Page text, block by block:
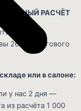
РАСЧЁТ
НДС на
26.3 Налогового
или в салоне:
у нас 2 дня —
из расчёта 1 000